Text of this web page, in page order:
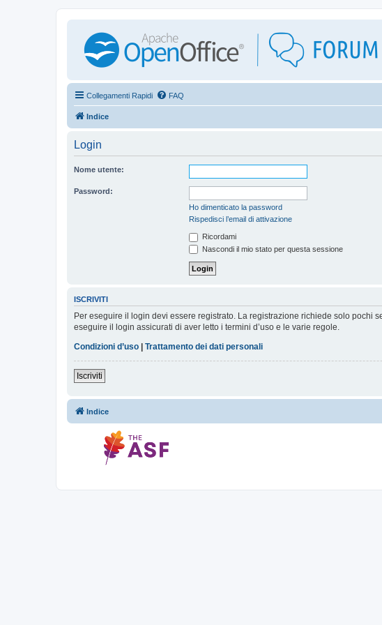
Collegamenti Rapidi FAQ
Indice
Login
Nome utente:
Password:
Ho dimenticato la password
Rispedisci l’email di attivazione
Ricordami
Nascondi il mio stato per questa sessione
ISCRIVITI
Per eseguire il login devi essere registrato. La registrazione richiede solo pochi
eseguire il login assicurati di aver letto i termini d’uso e le varie regole.
Condizioni d’uso | Trattamento dei dati personali
Iscriviti
Indice